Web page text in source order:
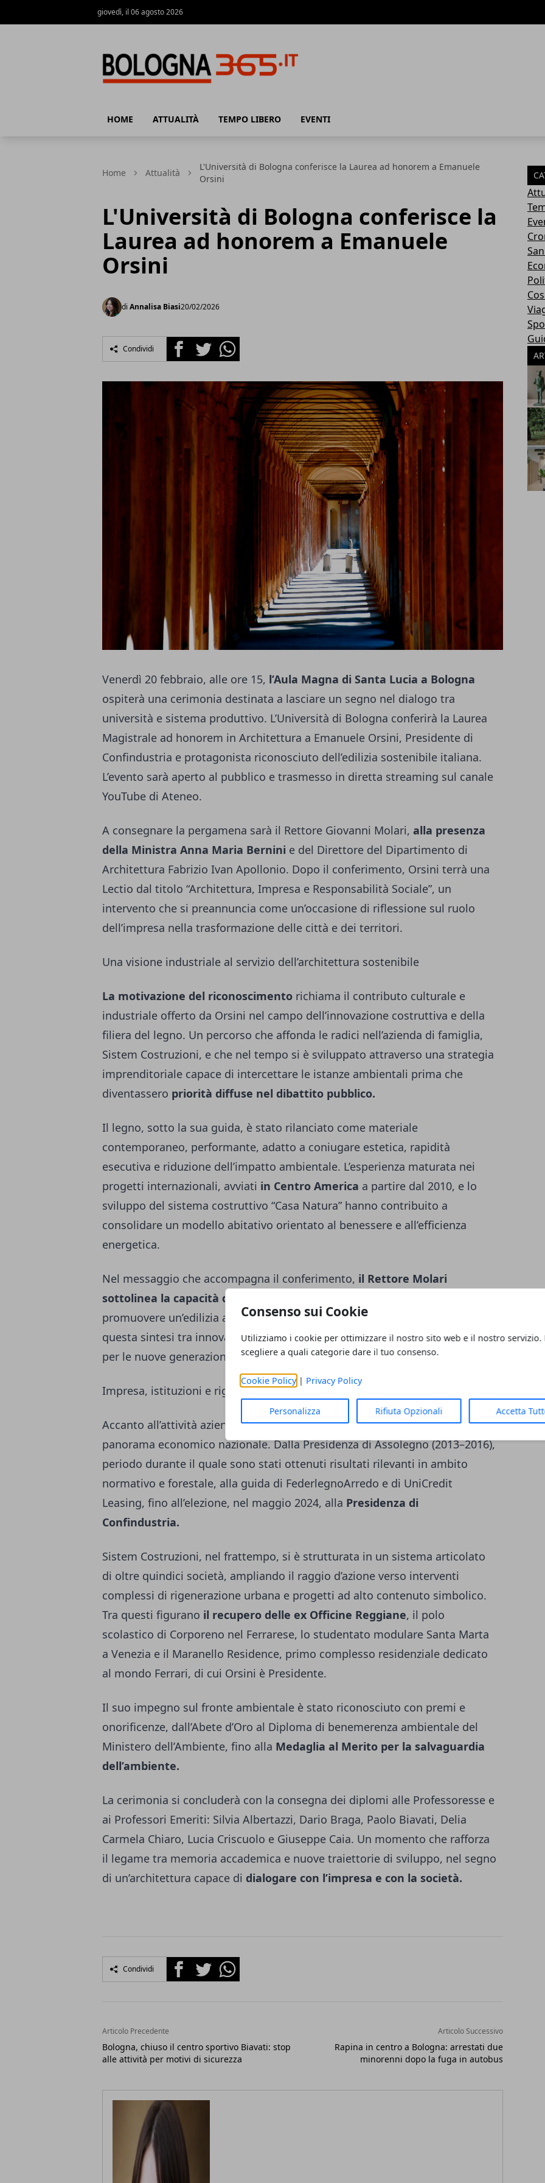
Consenso sui Cookie
Utilizziamo i cookie per ottimizzare il nostro sito web e il nostro servizio.
scegliere a quali categorie dare il tuo consenso.
Cookie Policy| Privacy Policy
Personalizza Rifiuta Opzionali Accetta
giovedì, il 06 agosto 2026
HOME ATTUALITÀ TEMPO LIBERO EVENTI
Home Attualità
L'Università di Bologna conferisce la Laurea ad honorem a Emanuele
Orsini
L'Università di Bologna conferisce la
Laurea ad honorem a Emanuele
Orsini
di Annalisa Biasi20/02/2026
Condividi FacebookTwitterWhatsapp
Venerdì 20 febbraio, alle ore 15, l’Aula Magna di Santa Lucia a Bologna
ospiterà una cerimonia destinata a lasciare un segno nel dialogo tra
università e sistema produttivo. L’Università di Bologna conferirà la Laurea
Magistrale ad honorem in Architettura a Emanuele Orsini, Presidente di
Confindustria e protagonista riconosciuto dell’edilizia sostenibile italiana.
L’evento sarà aperto al pubblico e trasmesso in diretta streaming sul canale
YouTube di Ateneo.
A consegnare la pergamena sarà il Rettore Giovanni Molari, alla presenza
della Ministra Anna Maria Bernini e del Direttore del Dipartimento di
Architettura Fabrizio Ivan Apollonio. Dopo il conferimento, Orsini terrà una
Lectio dal titolo “Architettura, Impresa e Responsabilità Sociale”, un
intervento che si preannuncia come un’occasione di riflessione sul ruolo
dell’impresa nella trasformazione delle città e dei territori.
Una visione industriale al servizio dell’architettura sostenibile
La motivazione del riconoscimento richiama il contributo culturale e
industriale offerto da Orsini nel campo dell’innovazione costruttiva e della
filiera del legno. Un percorso che affonda le radici nell’azienda di famiglia,
Sistem Costruzioni, e che nel tempo si è sviluppato attraverso una strategia
imprenditoriale capace di intercettare le istanze ambientali prima che
diventassero priorità diffuse nel dibattito pubblico.
Il legno, sotto la sua guida, è stato rilanciato come materiale
contemporaneo, performante, adatto a coniugare estetica, rapidità
esecutiva e riduzione dell’impatto ambientale. L’esperienza maturata nei
progetti internazionali, avviati in Centro America a partire dal 2010, e lo
sviluppo del sistema costruttivo “Casa Natura” hanno contribuito a
consolidare un modello abitativo orientato al benessere e all’efficienza
energetica.
Nel messaggio che accompagna il conferimento, il Rettore Molari
sottolinea la capacità di Orsini
promuovere un’edilizia attenta alle comunità e all’ambiente, indicando in
questa sintesi tra innovazione e responsabilità un riferimento significativo
per le nuove generazioni di progettisti.
Impresa, istituzioni e rigenerazione urbana
Accanto all’attività aziendale, Orsini ha assunto incarichi di primo piano nel
panorama economico nazionale. Dalla Presidenza di Assolegno (2013–2016),
periodo durante il quale sono stati ottenuti risultati rilevanti in ambito
normativo e forestale, alla guida di FederlegnoArredo e di UniCredit
Leasing, fino all’elezione, nel maggio 2024, alla Presidenza di
Confindustria.
Sistem Costruzioni, nel frattempo, si è strutturata in un sistema articolato
di oltre quindici società, ampliando il raggio d’azione verso interventi
complessi di rigenerazione urbana e progetti ad alto contenuto simbolico.
Tra questi figurano il recupero delle ex Officine Reggiane, il polo
scolastico di Corporeno nel Ferrarese, lo studentato modulare Santa Marta
a Venezia e il Maranello Residence, primo complesso residenziale dedicato
al mondo Ferrari, di cui Orsini è Presidente.
Il suo impegno sul fronte ambientale è stato riconosciuto con premi e
onorificenze, dall’Abete d’Oro al Diploma di benemerenza ambientale del
Ministero dell’Ambiente, fino alla Medaglia al Merito per la salvaguardia
dell’ambiente.
La cerimonia si concluderà con la consegna dei diplomi alle Professoresse e
ai Professori Emeriti: Silvia Albertazzi, Dario Braga, Paolo Biavati, Delia
Carmela Chiaro, Lucia Criscuolo e Giuseppe Caia. Un momento che rafforza
il legame tra memoria accademica e nuove traiettorie di sviluppo, nel segno
di un’architettura capace di dialogare con l’impresa e con la società.
Condividi FacebookTwitterWhatsapp
Articolo Precedente
Bologna, chiuso il centro sportivo Biavati: stop
alle attività per motivi di sicurezza
Articolo Successivo
Rapina in centro a Bologna: arrestati due
minorenni dopo la fuga in autobus